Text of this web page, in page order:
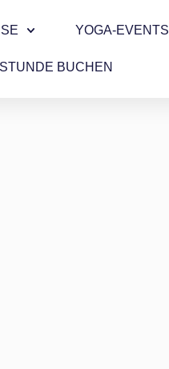
YOGA-EVENTS
BUCHEN